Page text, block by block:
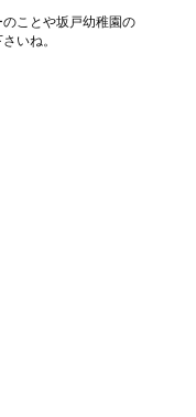
ことや坂戸幼稚園の
いね。